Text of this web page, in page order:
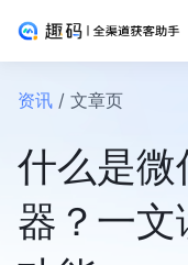
资讯 / 文章页
什么是微
器？一